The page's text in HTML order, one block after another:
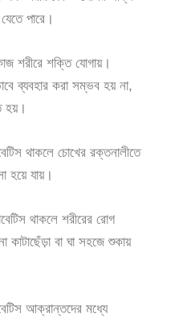
পারে।
শরীরে শক্তি যোগায়।
ব্যবহার করা সম্ভব হয় না,
হয়।
থাকলে চোখের রক্তনালীতে
হয়ে যায়।
থাকলে শরীরের রোগ
বা ঘা সহজে শুকায়
আক্রান্তদের মধ্যে